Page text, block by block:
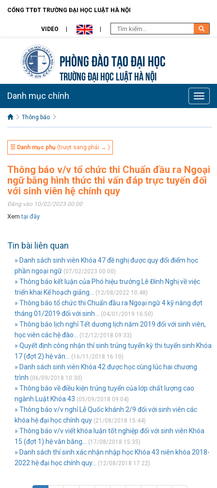
CỔNG TTĐT TRƯỜNG ĐẠI HỌC LUẬT HÀ NỘI
VIDEO
Phòng Đào Tạo đại học
TRƯỜNG ĐẠI HỌC LUẬT HÀ NỘI
Toggle
Danh mục chính
Thông báo
☰ Danh mục phụ (trượt sang phải → )
Thông báo v/v tổ chức thi Chuẩn đầu ra Ngoại
ngữ bằng hình thức thi vấn đáp trực tuyến đối
với sinh viên hệ chính quy
Đăng vào 10/02/2023 00:00
Xemtại đây
Tin bài liên quan
» Danh sách sinh viên Khóa 47 đề nghị được quy đổi điểm học
phần ngoại ngữ (07/02/2023 00:00)
» Thông báo kết luận của Phó hiệu trưởng Lê Đình Nghị về việc
triển khai Kế hoạch giảng...
(12/08/2022 10:48)
» Thông báo tổ chức thi Chuẩn đầu ra Ngoại ngữ 4 kỹ năng đợt
tháng 01/2019 đối với sinh...
(04/01/2019 16:50)
» Thông báo lịch nghỉ Tết dương lịch năm 2019 đối với sinh viên,
học viên các hệ đào...
(12/12/2018 09:33)
» Quyết định công nhận thí sinh trúng tuyển kỳ thi tuyển sinh Khóa
17 (đợt 2) hệ văn...
(16/11/2018 16:10)
» Danh sách sinh viên Khóa 42 được học cùng lúc hai chương
trình (06/09/2018 10:30)
» Thông báo về điều kiện trúng tuyển của lớp chất lượng cao
ngành Luật Khóa 43 (05/09/2018 09:04)
» Thông báo v/v nghỉ Lễ Quốc khánh 2/9 đối với sinh viên các
khóa hệ đại học chính quy (21/08/2018 15:44)
» Thông báo v/v viết khóa luận tốt nghiệp đối với sinh viên Khóa
15 (đợt 1) hệ văn bằng...
(17/08/2018 15:35)
» Danh sách thí sinh xác nhận nhập học Khóa 43 niên khóa 2018-
2022 hệ đại học chính quy...
(12/08/2018 17:22)